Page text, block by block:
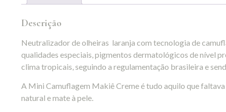
Descrição
Neutralizador de olheiras laranja com tecnologia de
qualidades especiais, pigmentos dermatológicos de nível
clima tropicais, seguindo a regulamentação brasileira e
A Mini Camuflagem Makiê Creme é tudo aquilo que
natural e mate à pele.